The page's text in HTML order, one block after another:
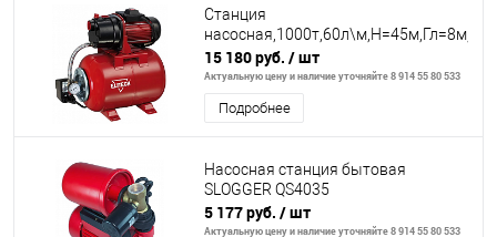
Станция
15 180 руб. / шт
Актуальную цену и наличие уточняйте 8 914 55 80 533
Подробнее
Насосная станция бытовая
SLOGGER QS4035
5 177 руб. / шт
Актуальную цену и наличие уточняйте 8 914 55 80 533